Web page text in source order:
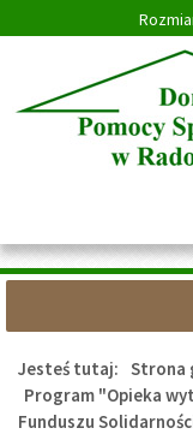
do
do
Jesteś tutaj: Strona
Program "Opieka
Funduszu